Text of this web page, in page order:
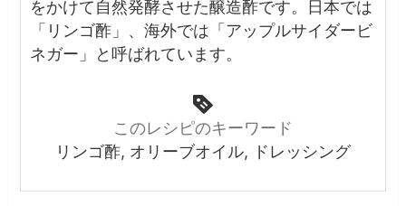
をかけて自然発酵させた醸造酢です。日本では
「リンゴ酢」、海外では「アップルサイダービ
ネガー」と呼ばれています。
このレシピのキーワード
リンゴ酢, オリーブオイル, ドレッシング